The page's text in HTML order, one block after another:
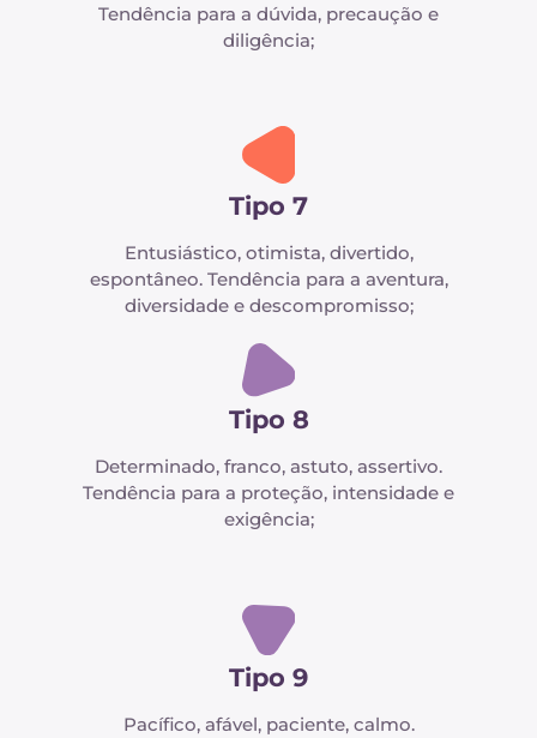
Tendência para a dúvida, precaução e
diligência;
Tipo 7
Entusiástico, otimista, divertido,
espontâneo. Tendência para a aventura,
diversidade e descompromisso;
Tipo 8
Determinado, franco, astuto, assertivo.
Tendência para a proteção, intensidade e
exigência;
Tipo 9
Pacífico, afável, paciente, calmo.